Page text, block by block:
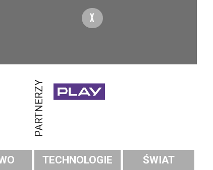
X
PARTNERZY
TECHNOLOGIE
ŚWIAT